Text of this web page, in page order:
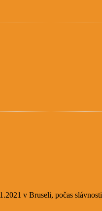
v Bruseli, počas slávnosti